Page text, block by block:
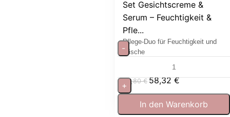
Set Gesichtscreme &
Serum – Feuchtigkeit &
Pfle...
Pflege-Duo für Feuchtigkeit und
Frische
64,80€ 58,32€
-
+
In den Warenkorb